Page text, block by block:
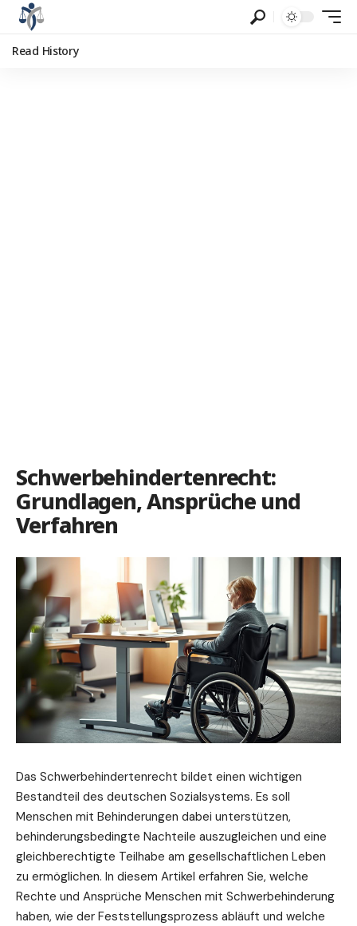
Read History
Schwerbehindertenrecht:
Grundlagen, Ansprüche und
Verfahren
Das Schwerbehindertenrecht bildet einen wichtigen
Bestandteil des deutschen Sozialsystems. Es soll
Menschen mit Behinderungen dabei unterstützen,
behinderungsbedingte Nachteile auszugleichen und eine
gleichberechtigte Teilhabe am gesellschaftlichen Leben
zu ermöglichen. In diesem Artikel erfahren Sie, welche
Rechte und Ansprüche Menschen mit Schwerbehinderung
haben, wie der Feststellungsprozess abläuft und welche